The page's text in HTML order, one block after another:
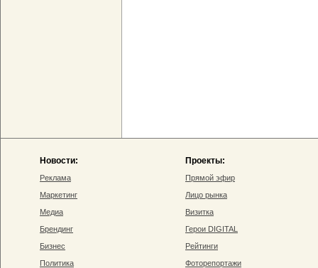
Новости:
Реклама
Маркетинг
Медиа
Брендинг
Бизнес
Политика
Проекты:
Прямой эфир
Лицо рынка
Визитка
Герои DIGITAL
Рейтинги
Фоторепортажи